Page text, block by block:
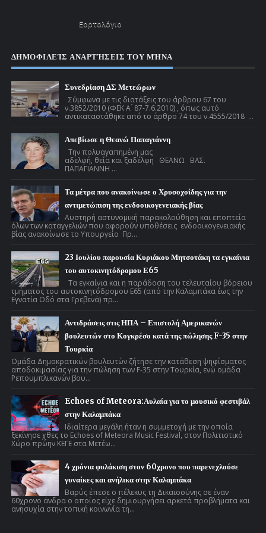
Εορτολόγιο
ΔΗΜΟΦΙΛΕΊΣ ΑΝΑΡΤΉΣΕΙΣ ΤΟΥ ΜΉΝΑ
Συνεδρίαση ΔΣ Μετεώρων
Σύμφωνα με τις διατάξεις του άρθρου 67 του
ν.3852/2010 (ΦΕΚ Α ́ 87-7.6.2010) , όπως αυτό
αντικαταστάθηκε από το άρθρο 74 του ν.4555/2018 ...
Απεβίωσε η Θεανώ Παπαγιάννη
Την πολυαγαπημένη μας
αδελφή, θεία και ξαδέλφη ΘΕΑΝΩ ΒΑΣ.
ΠΑΠΑΓΙΑΝΝΗ ...
Τα μέτρα που ανακοίνωσε ο Χρυσοχοΐδης για την
αντιμετώπιση της ενδοοικογενειακής βίας
Αυστηρή αστυνομική παρακολούθηση και εποπτεία
όλων των καταγγελιών που αφορούν υποθέσεις ενδοοικογενειακής
βίας ανακοίνωσε το Υπουργείο Πρ...
23 Ιουλίου παρουσία Κυριάκου Μητσοτάκη τα εγκαίνια
του αυτοκινητόδρομου Ε65
Τα εγκαίνια και η παράδοση του τελευταίου βόρειου
τμήματος του αυτοκινητόδρομου Ε65 (από την Καλαμπάκα έως την
Εγνατία Οδό στα Γρεβενά) πρ...
Αντιδράσεις στις ΗΠΑ – Επιστολή Αμερικανών
βουλευτών στο Κογκρέσο κατά της πώλησης F-35 στην
Τουρκία
Ομάδα Δημοκρατικών βουλευτών ζήτησε την κατάθεση ψηφίσματος
αποδοκιμασίας για την πώληση των F-35 στην Τουρκία, ενώ ομάδα
Ρεπουμπλικανών βου...
Echoes of Meteora:Αυλαία για το μουσικό φεστιβάλ
στην Καλαμπάκα
Ιδιαίτερα μεγάλη ήταν η συμμετοχή με την οποία
ξεκίνησε χθες το Echoes of Meteora Music Festival, στον Πολιτιστικό
Χώρο πρώην ΚΕΓΕ στα Μετέω...
4 χρόνια φυλάκιση στον 60χρονο που παρενεχλούσε
γυναίκες και ανήλικα στην Καλαμπάκα
Βαρύς έπεσε ο πέλεκυς τη Δικαιοσύνης σε έναν
60χρονο άνδρα ο οποίος είχε δημιουργήσει αρκετά προβλήματα και
ανησυχία στην τοπική κοινωνία τη...